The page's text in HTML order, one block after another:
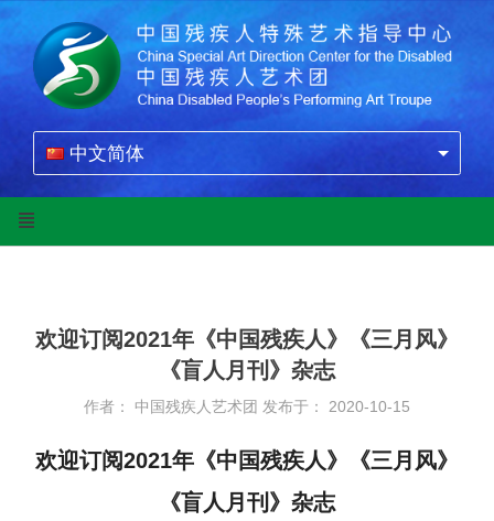
中文简体
欢迎订阅2021年《中国残疾人》《三月风》
《盲人月刊》杂志
作者： 中国残疾人艺术团 发布于： 2020-10-15
欢迎订阅2021年《中国残疾人》《三月风》
《盲人月刊》杂志